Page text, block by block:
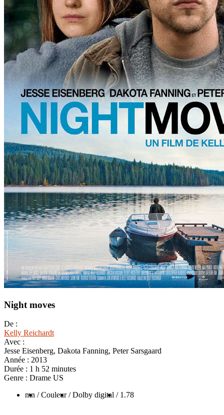
Night moves
De :
Kelly Reichardt
Avec :
Jesse Eisenberg, Dakota Fanning, Peter Sarsgaard
Année : 2013
Durée : 1 h 52 minutes
Genre : Drame US
mn / Couleur / Dolby digital / 1.78